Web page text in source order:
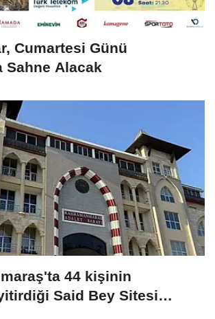
Cumartesi Günü
Sahne Alacak
44 kişinin
Said Bey Sitesi